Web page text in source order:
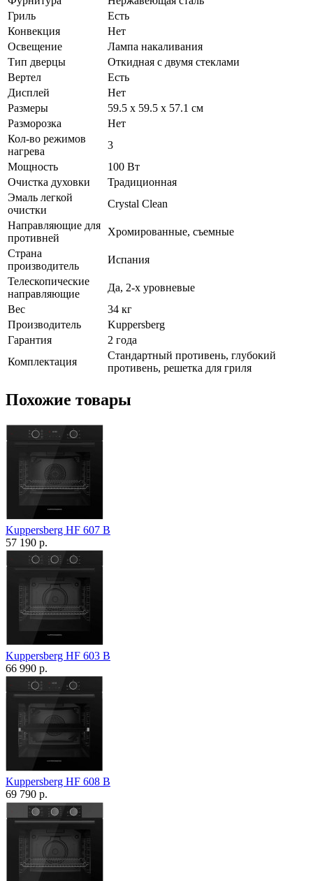
Гриль
Есть
Конвекция
Нет
Освещение
Лампа накаливания
Тип дверцы
Откидная с двумя стеклами
Вертел
Есть
Дисплей
Нет
Размеры
59.5 х 59.5 х 57.1 см
Разморозка
Нет
Кол-во режимов
нагрева
3
Мощность
100 Вт
Очистка духовки
Традиционная
Эмаль легкой
очистки
Crystal Clean
Направляющие для
противней
Хромированные, съемные
Страна
производитель
Испания
Телескопические
направляющие
Да, 2-х уровневые
Вес
34 кг
Производитель
Kuppersberg
Гарантия
2 года
Комплектация
Стандартный противень, глубокий
противень, решетка для гриля
Похожие товары
Kuppersberg HF 607 B
57 190 р.
Kuppersberg HF 603 B
66 990 р.
Kuppersberg HF 608 B
69 790 р.